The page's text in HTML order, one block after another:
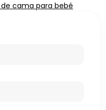
cama para bebé